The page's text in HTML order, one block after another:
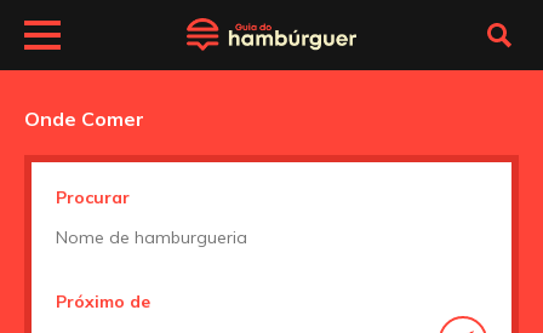
Onde Comer
Procurar
Próximo de